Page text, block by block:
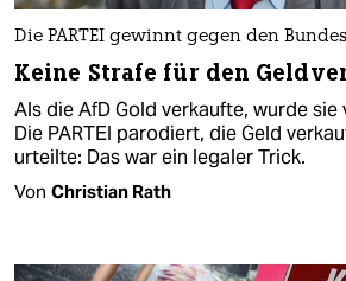
Die PARTEI gewinnt gegen den
Keine Strafe für den
Als die AfD Gold verkaufte, wurde
Die PARTEI parodiert, die Geld
urteilte: Das war ein legaler Trick.
Von Christian Rath